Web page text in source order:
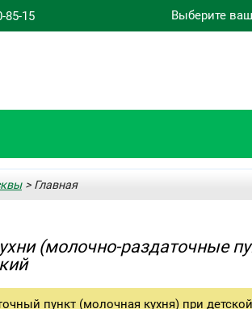
Выберите
85-15
> Главная
(молочно-раздаточные
пункт (молочная кухня) при детской